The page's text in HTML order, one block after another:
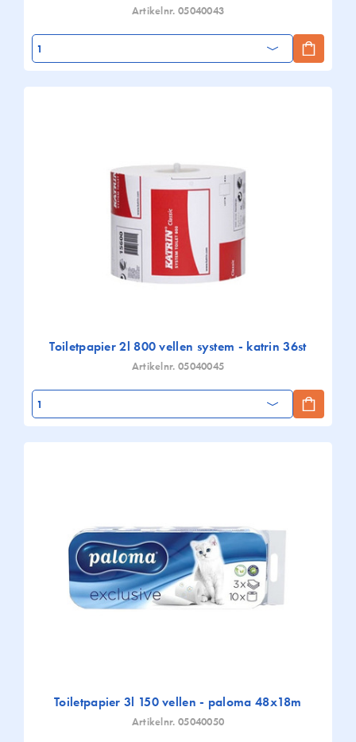
Artikelnr. 05040043
Toiletpapier 2l 800 vellen system - katrin 36st
Artikelnr. 05040045
Toiletpapier 3l 150 vellen - paloma 48x18m
Artikelnr. 05040050